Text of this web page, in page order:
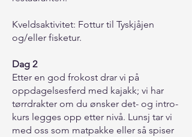
Kveldsaktivitet: Fottur til Tyskjåjen
og/eller fisketur.
Dag 2
Etter en god frokost drar vi på
oppdagelsesferd med kajakk; vi har
tørrdrakter om du ønsker det- og intro-
kurs legges opp etter nivå. Lunsj tar vi
med oss som matpakke eller så spiser